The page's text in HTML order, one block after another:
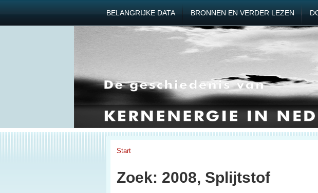
BELANGRIJKE DATA BRONNEN EN VERDER LEZEN
Start
Zoek: 2008, Splijtstof